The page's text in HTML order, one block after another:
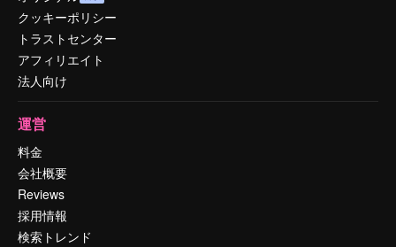
クッキーポリシー
トラストセンター
アフィリエイト
法人向け
運営
料金
会社概要
Reviews
採用情報
検索トレンド